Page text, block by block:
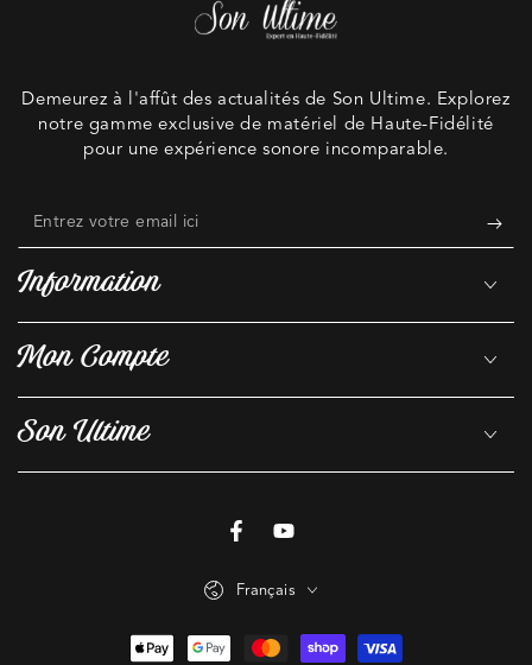
Information
Mon Compte
Son Ultime
Demeurez à l'affût des actualités de Son Ultime. Explorez
notre gamme exclusive de matériel de Haute-Fidélité
pour une expérience sonore incomparable.
Entrez
votre
email
ici
FacebookYouTube
Français